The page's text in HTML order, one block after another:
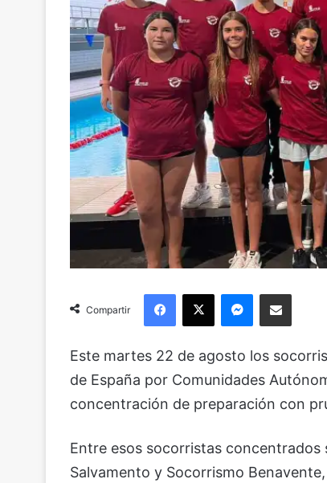
Compartir
Facebook
X Messenger
Compartir via Email
Este martes 22 de agosto los
de España por Comunidades
concentración de preparación con
Entre esos socorristas
Salvamento y Socorrismo